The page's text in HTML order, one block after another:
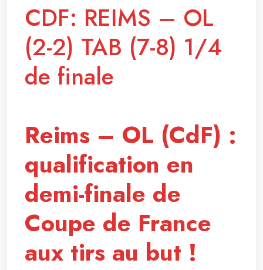
CDF: REIMS – OL
(2-2) TAB (7-8) 1/4
de finale
Reims – OL (CdF) :
qualification en
demi-finale de
Coupe de France
aux tirs au but !